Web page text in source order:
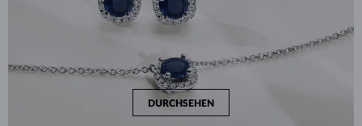
DURCHSEHEN